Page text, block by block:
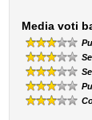
Media voti